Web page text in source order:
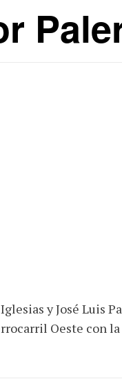
y José Luis
Oeste con